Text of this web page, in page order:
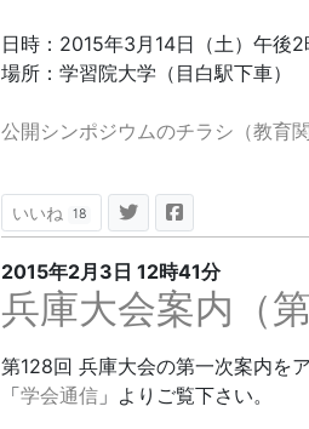
日時：2015年3月14日（土）午後
場所：学習院大学（目白駅下車）
公開シンポジウムのチラシ（教育
いいね 18
2015年2月3日 12時41分
兵庫大会案内（第
第128回 兵庫大会の第一次案内を
「学会通信 」よりご覧下さい。